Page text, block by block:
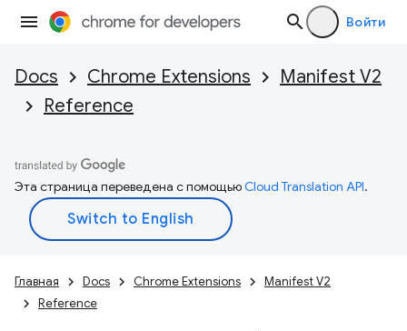
Войти
Docs Chrome Extensions
Manifest V2
Reference
Эта страница переведена с помощьюCloud Translation API.
Главная Docs Chrome Extensions
Manifest V2
Reference